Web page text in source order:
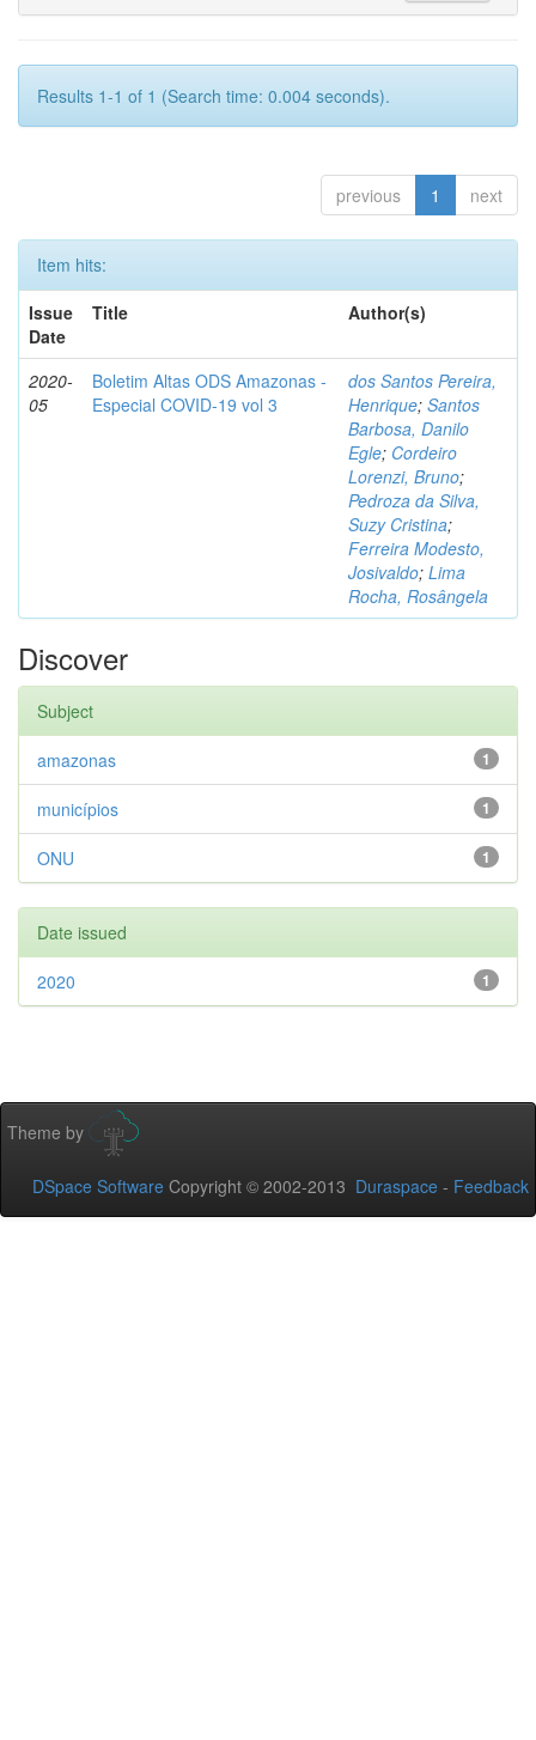
Results 1-1 of 1 (Search time: 0.004 seconds).
previous 1 next
Item hits:
Issue
Date
Title Author(s)
2020-
05
Boletim Altas ODS Amazonas -
Especial COVID-19 vol 3
dos Santos Pereira,
Henrique; Santos
Barbosa, Danilo
Egle; Cordeiro
Lorenzi, Bruno;
Pedroza da Silva,
Suzy Cristina;
Ferreira Modesto,
Josivaldo; Lima
Rocha, Rosângela
Discover
Subject
1
amazonas
1
municípios
1
ONU
Date issued
1
2020
Theme by
DSpace Software Copyright © 2002-2013 Duraspace - Feedback